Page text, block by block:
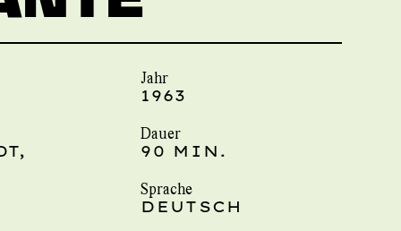
Jahr
1963
Dauer
90 MIN.
Sprache
DEUTSCH